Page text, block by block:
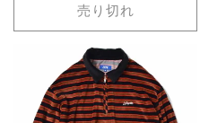
格
売り切れ